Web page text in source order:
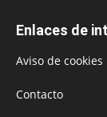
Enlaces de
Aviso de cookies
Contacto